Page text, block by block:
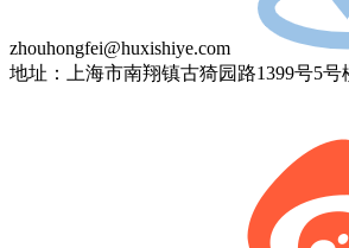
zhouhongfei@huxishiye.com
地址：上海市南翔镇古猗园路1399号5号